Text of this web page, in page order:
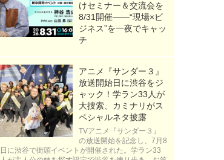
けセミナー＆交流会を
8/31開催――“現場×ビ
ジネス”を一夜でキャッ
チ
アニメ『サンダー３』
放送開始日に渋谷をジ
ャック！学ラン33人が
大捜索、カミナリがス
ペシャルネタ披露
TVアニメ『サンダー３』
の放送開始を記念し、7月8
日に渋谷で街頭イベントが開催された。学ラン33